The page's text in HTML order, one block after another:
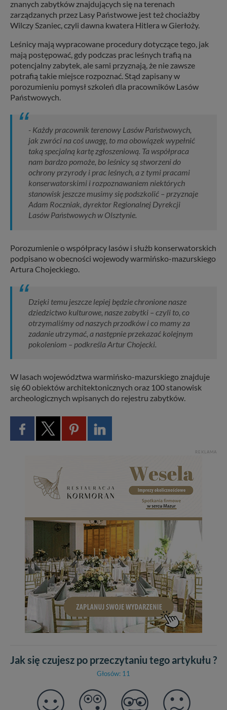
znanych zabytków znajdujących się na terenach
zarządzanych przez Lasy Państwowe jest też chociażby
Wilczy Szaniec, czyli dawna kwatera Hitlera w Gierłoży.
Leśnicy mają wypracowane procedury dotyczące tego, jak
mają postępować, gdy podczas prac leśnych trafią na
potencjalny zabytek, ale sami przyznają, że nie zawsze
potrafią takie miejsce rozpoznać. Stąd zapisany w
porozumieniu pomysł szkoleń dla pracowników Lasów
Państwowych.
- Każdy pracownik terenowy Lasów Państwowych,
jak zwróci na coś uwagę, to ma obowiązek wypełnić
taką specjalną kartę zgłoszeniową. Ta współpraca
nam bardzo pomoże, bo leśnicy są stworzeni do
ochrony przyrody i prac leśnych, a z tymi pracami
konserwatorskimi i rozpoznawaniem niektórych
stanowisk jeszcze musimy się podszkolić – przyznaje
Adam Roczniak, dyrektor Regionalnej Dyrekcji
Lasów Państwowych w Olsztynie.
Porozumienie o współpracy lasów i służb konserwatorskich
podpisano w obecności wojewody warmińsko-mazurskiego
Artura Chojeckiego.
Dzięki temu jeszcze lepiej będzie chronione nasze
dziedzictwo kulturowe, nasze zabytki – czyli to, co
otrzymaliśmy od naszych przodków i co mamy za
zadanie utrzymać, a następnie przekazać kolejnym
pokoleniom – podkreśla Artur Chojecki.
W lasach województwa warmińsko-mazurskiego znajduje
się 60 obiektów architektonicznych oraz 100 stanowisk
archeologicznych wpisanych do rejestru zabytków.
REKLAMA
Jak się czujesz po przeczytaniu tego artykułu ?
Głosów: 11